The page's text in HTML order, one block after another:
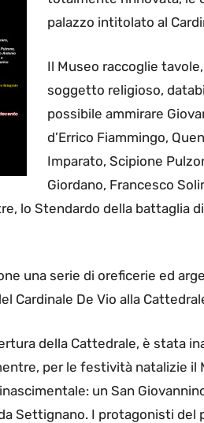
palazzo intitolato al
Il Museo raccoglie
soggetto religioso,
possibile ammirare
d’Errico Fiammingo,
Imparato, Scipione
Giordano, Francesco
lo Stendardo della battaglia
una serie di oreficerie ed
Cardinale De Vio alla
della Cattedrale, è stata
per le festività natalizie
un San
Settignano. I protagonisti